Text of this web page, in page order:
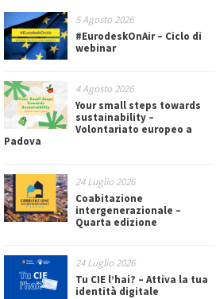
5 Agosto 2026
#EurodeskOnAir – Ciclo di
webinar
4 Agosto 2026
Your small steps towards
sustainability –
Volontariato europeo a
Padova
24 Luglio 2026
Coabitazione
intergenerazionale –
Quarta edizione
24 Luglio 2026
Tu CIE l’hai? – Attiva la tua
identità digitale